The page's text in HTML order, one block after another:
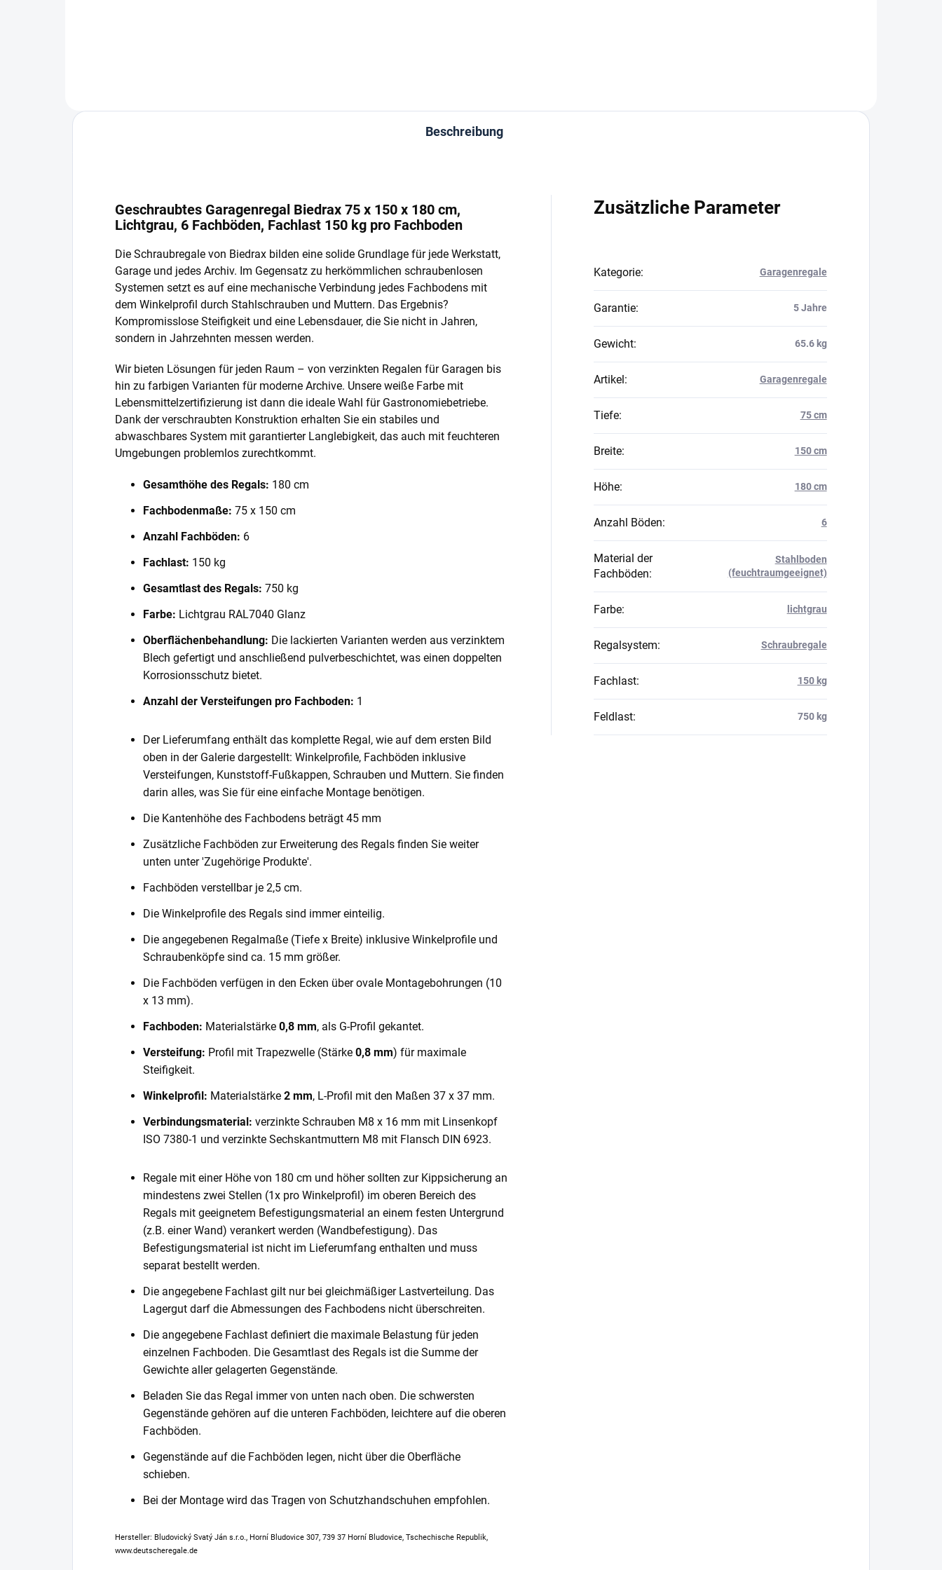
Beschreibung
Geschraubtes Garagenregal Biedrax 75 x 150 x 180 cm,
Lichtgrau, 6 Fachböden, Fachlast 150 kg pro Fachboden
Die Schraubregale von Biedrax bilden eine solide Grundlage für jede Werkstatt,
Garage und jedes Archiv. Im Gegensatz zu herkömmlichen schraubenlosen
Systemen setzt es auf eine mechanische Verbindung jedes Fachbodens mit
dem Winkelprofil durch Stahlschrauben und Muttern. Das Ergebnis?
Kompromisslose Steifigkeit und eine Lebensdauer, die Sie nicht in Jahren,
sondern in Jahrzehnten messen werden.
Wir bieten Lösungen für jeden Raum – von verzinkten Regalen für Garagen bis
hin zu farbigen Varianten für moderne Archive. Unsere weiße Farbe mit
Lebensmittelzertifizierung ist dann die ideale Wahl für Gastronomiebetriebe.
Dank der verschraubten Konstruktion erhalten Sie ein stabiles und
abwaschbares System mit garantierter Langlebigkeit, das auch mit feuchteren
Umgebungen problemlos zurechtkommt.
Gesamthöhe des Regals: 180 cm
Fachbodenmaße: 75 x 150 cm
Anzahl Fachböden: 6
Fachlast: 150 kg
Gesamtlast des Regals: 750 kg
Farbe: Lichtgrau RAL7040 Glanz
Oberflächenbehandlung: Die lackierten Varianten werden aus verzinktem
Blech gefertigt und anschließend pulverbeschichtet, was einen doppelten
Korrosionsschutz bietet.
Anzahl der Versteifungen pro Fachboden: 1
Der Lieferumfang enthält das komplette Regal, wie auf dem ersten Bild
oben in der Galerie dargestellt: Winkelprofile, Fachböden inklusive
Versteifungen, Kunststoff-Fußkappen, Schrauben und Muttern. Sie finden
darin alles, was Sie für eine einfache Montage benötigen.
Die Kantenhöhe des Fachbodens beträgt 45 mm
Zusätzliche Fachböden zur Erweiterung des Regals finden Sie weiter
unten unter 'Zugehörige Produkte'.
Fachböden verstellbar je 2,5 cm.
Die Winkelprofile des Regals sind immer einteilig.
Die angegebenen Regalmaße (Tiefe x Breite) inklusive Winkelprofile und
Schraubenköpfe sind ca. 15 mm größer.
Die Fachböden verfügen in den Ecken über ovale Montagebohrungen (10
x 13 mm).
Fachboden: Materialstärke 0,8 mm, als G-Profil gekantet.
Versteifung: Profil mit Trapezwelle (Stärke 0,8 mm) für maximale
Steifigkeit.
Winkelprofil: Materialstärke 2 mm, L-Profil mit den Maßen 37 x 37 mm.
Verbindungsmaterial: verzinkte Schrauben M8 x 16 mm mit Linsenkopf
ISO 7380-1 und verzinkte Sechskantmuttern M8 mit Flansch DIN 6923.
Regale mit einer Höhe von 180 cm und höher sollten zur Kippsicherung an
mindestens zwei Stellen (1x pro Winkelprofil) im oberen Bereich des
Regals mit geeignetem Befestigungsmaterial an einem festen Untergrund
(z.B. einer Wand) verankert werden (Wandbefestigung). Das
Befestigungsmaterial ist nicht im Lieferumfang enthalten und muss
separat bestellt werden.
Die angegebene Fachlast gilt nur bei gleichmäßiger Lastverteilung. Das
Lagergut darf die Abmessungen des Fachbodens nicht überschreiten.
Die angegebene Fachlast definiert die maximale Belastung für jeden
einzelnen Fachboden. Die Gesamtlast des Regals ist die Summe der
Gewichte aller gelagerten Gegenstände.
Beladen Sie das Regal immer von unten nach oben. Die schwersten
Gegenstände gehören auf die unteren Fachböden, leichtere auf die oberen
Fachböden.
Gegenstände auf die Fachböden legen, nicht über die Oberfläche
schieben.
Bei der Montage wird das Tragen von Schutzhandschuhen empfohlen.
Hersteller: Bludovický Svatý Ján s.r.o., Horní Bludovice 307, 739 37 Horní Bludovice, Tschechische Republik,
www.deutscheregale.de
Zusätzliche Parameter
Kategorie: Garagenregale
Garantie: 5 Jahre
Gewicht: 65.6 kg
Artikel: Garagenregale
Tiefe: 75 cm
Breite: 150 cm
Höhe: 180 cm
Anzahl Böden: 6
Material der
Fachböden:
Stahlboden
(feuchtraumgeeignet)
Farbe: lichtgrau
Regalsystem: Schraubregale
Fachlast: 150 kg
Feldlast: 750 kg